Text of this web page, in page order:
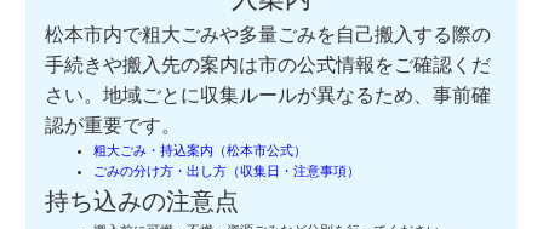
松本市内で粗大ごみや多量ごみを自己搬入する際の
手続きや搬入先の案内は市の公式情報をご確認くだ
さい。地域ごとに収集ルールが異なるため、事前確
認が重要です。
粗大ごみ・持込案内（松本市公式）
ごみの分け方・出し方（収集日・注意事項）
持ち込みの注意点